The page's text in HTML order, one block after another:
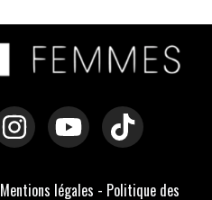
Mentions légales - Politique des